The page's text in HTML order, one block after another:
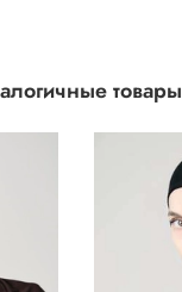
товары